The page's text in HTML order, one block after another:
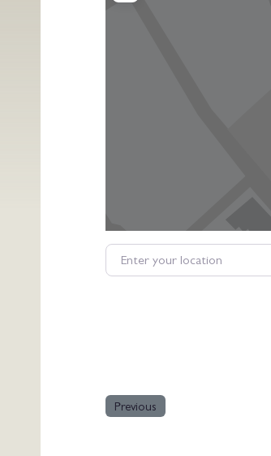
Enter your location
Previous